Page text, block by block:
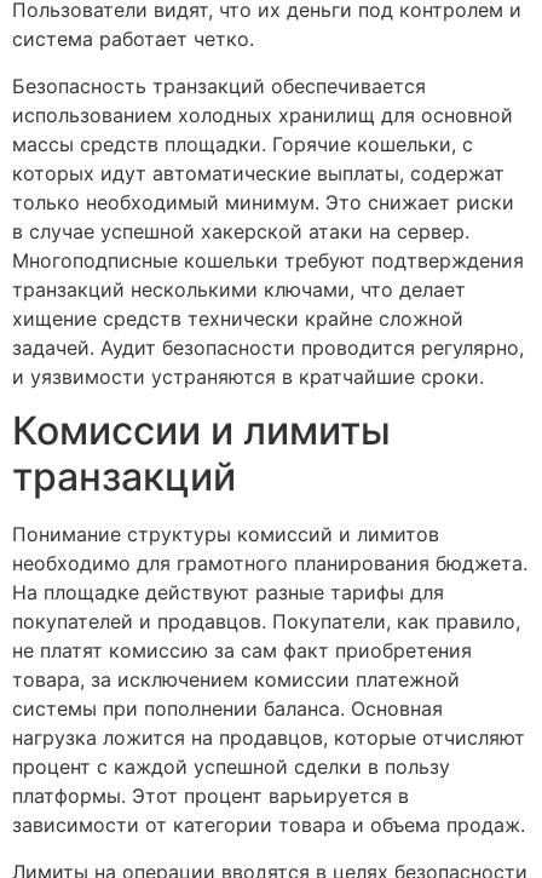
Пользователи видят, что их деньги под контролем и
система работает четко.
Безопасность транзакций обеспечивается
использованием холодных хранилищ для основной
массы средств площадки. Горячие кошельки, с
которых идут автоматические выплаты, содержат
только необходимый минимум. Это снижает риски
в случае успешной хакерской атаки на сервер.
Многоподписные кошельки требуют подтверждения
транзакций несколькими ключами, что делает
хищение средств технически крайне сложной
задачей. Аудит безопасности проводится регулярно,
и уязвимости устраняются в кратчайшие сроки.
Комиссии и лимиты
транзакций
Понимание структуры комиссий и лимитов
необходимо для грамотного планирования бюджета.
На площадке действуют разные тарифы для
покупателей и продавцов. Покупатели, как правило,
не платят комиссию за сам факт приобретения
товара, за исключением комиссии платежной
системы при пополнении баланса. Основная
нагрузка ложится на продавцов, которые отчисляют
процент с каждой успешной сделки в пользу
платформы. Этот процент варьируется в
зависимости от категории товара и объема продаж.
Лимиты на операции вводятся в целях безопасности